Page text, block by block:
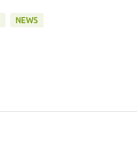
NEWS